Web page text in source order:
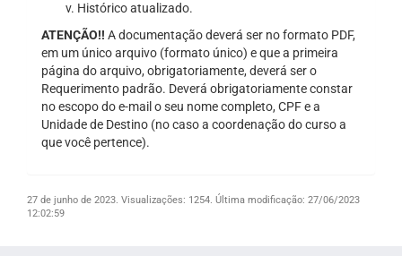
Histórico atualizado.
ATENÇÃO!! A documentação deverá ser no formato PDF,
em um único arquivo (formato único) e que a primeira
página do arquivo, obrigatoriamente, deverá ser o
Requerimento padrão. Deverá obrigatoriamente constar
no escopo do e-mail o seu nome completo, CPF e a
Unidade de Destino (no caso a coordenação do curso a
que você pertence).
27 de junho de 2023. Visualizações: 1254. Última modificação: 27/06/2023
12:02:59